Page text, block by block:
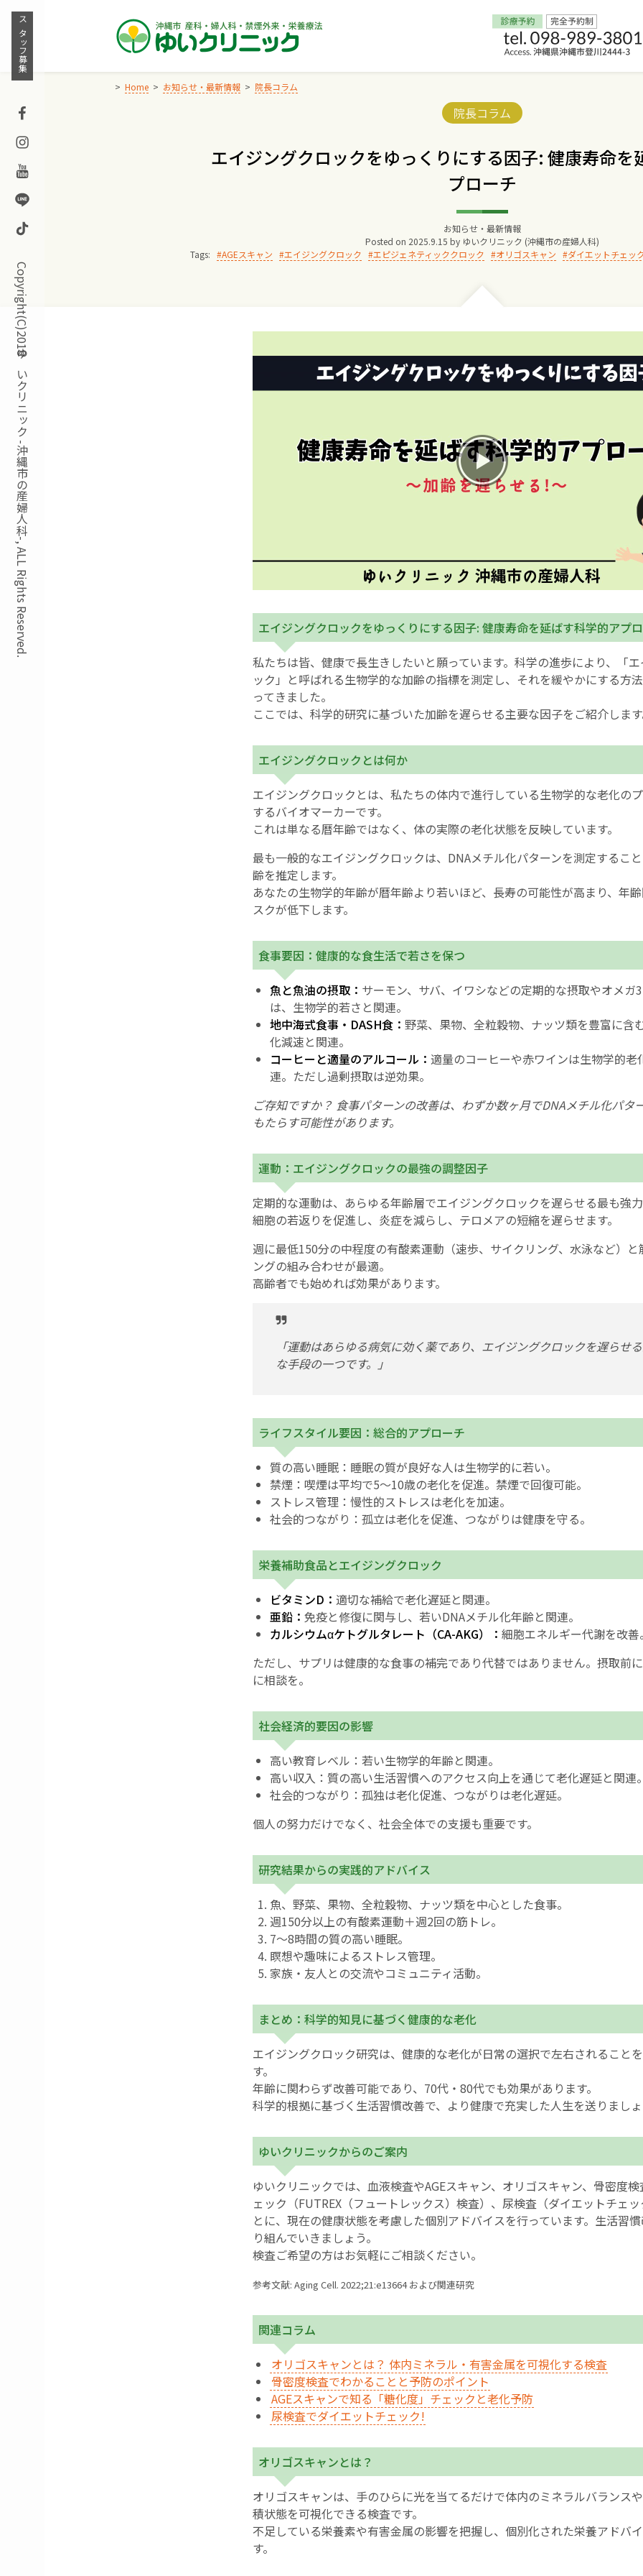
Skip
content
スタッフ募集
Facebook
Instagram
Youtube
Line
TikTok
Copyright(C)2018ゆいクリニック -沖縄市の産婦人科-, ALL Rights Reserved.
Home お知らせ・最新情報 院長コラム
Categories:
院長コラム
エイジングクロックをゆっくりにする因子: 健康寿命を
プローチ
お知らせ・最新情報
Posted on 2025.9.15 by ゆいクリニック (沖縄市の産婦人科)
Tags:
AGEスキャン エイジングクロック エピジェネティッククロック オリゴスキャン ダイエットチェッ
エイジングクロックをゆっくりにする因子: 健康寿命を延ばす科学的アプ
私たちは皆、健康で長生きしたいと願っています。科学の進歩により、「
ック」と呼ばれる生物学的な加齢の指標を測定し、それを緩やかにする方
ってきました。
ここでは、科学的研究に基づいた加齢を遅らせる主要な因子をご紹介しま
エイジングクロックとは何か
エイジングクロックとは、私たちの体内で進行している生物学的な老化の
するバイオマーカーです。
これは単なる暦年齢ではなく、体の実際の老化状態を反映しています。
最も一般的なエイジングクロックは、DNAメチル化パターンを測定するこ
齢を推定します。
あなたの生物学的年齢が暦年齢より若いほど、長寿の可能性が高まり、年
スクが低下します。
食事要因：健康的な食生活で若さを保つ
魚と魚油の摂取： サーモン、サバ、イワシなどの定期的な摂取やオメガ
は、生物学的若さと関連。
地中海式食事・DASH食： 野菜、果物、全粒穀物、ナッツ類を豊富に含
化減速と関連。
コーヒーと適量のアルコール： 適量のコーヒーや赤ワインは生物学的老
連。ただし過剰摂取は逆効果。
ご存知ですか？ 食事パターンの改善は、わずか数ヶ月でDNAメチル化パタ
もたらす可能性があります。
運動：エイジングクロックの最強の調整因子
定期的な運動は、あらゆる年齢層でエイジングクロックを遅らせる最も強
細胞の若返りを促進し、炎症を減らし、テロメアの短縮を遅らせます。
週に最低150分の中程度の有酸素運動（速歩、サイクリング、水泳など）
ングの組み合わせが最適。
高齢者でも始めれば効果があります。
「運動はあらゆる病気に効く薬であり、エイジングクロックを遅らせ
な手段の一つです。」
ライフスタイル要因：総合的アプローチ
質の高い睡眠：睡眠の質が良好な人は生物学的に若い。
禁煙：喫煙は平均で5〜10歳の老化を促進。禁煙で回復可能。
ストレス管理：慢性的ストレスは老化を加速。
社会的つながり：孤立は老化を促進、つながりは健康を守る。
栄養補助食品とエイジングクロック
ビタミンD： 適切な補給で老化遅延と関連。
亜鉛： 免疫と修復に関与し、若いDNAメチル化年齢と関連。
カルシウムαケトグルタレート（CA-AKG）： 細胞エネルギー代謝を改善
ただし、サプリは健康的な食事の補完であり代替ではありません。摂取前
に相談を。
社会経済的要因の影響
高い教育レベル：若い生物学的年齢と関連。
高い収入：質の高い生活習慣へのアクセス向上を通じて老化遅延と関連
社会的つながり：孤独は老化促進、つながりは老化遅延。
個人の努力だけでなく、社会全体での支援も重要です。
研究結果からの実践的アドバイス
魚、野菜、果物、全粒穀物、ナッツ類を中心とした食事。
週150分以上の有酸素運動＋週2回の筋トレ。
7〜8時間の質の高い睡眠。
瞑想や趣味によるストレス管理。
家族・友人との交流やコミュニティ活動。
まとめ：科学的知見に基づく健康的な老化
エイジングクロック研究は、健康的な老化が日常の選択で左右されること
す。
年齢に関わらず改善可能であり、70代・80代でも効果があります。
科学的根拠に基づく生活習慣改善で、より健康で充実した人生を送りまし
ゆいクリニックからのご案内
ゆいクリニックでは、血液検査やAGEスキャン、オリゴスキャン、骨密度
ェック（FUTREX（フュートレックス）検査）、尿検査（ダイエットチェ
とに、現在の健康状態を考慮した個別アドバイスを行っています。生活習
り組んでいきましょう。
検査ご希望の方はお気軽にご相談ください。
参考文献: Aging Cell. 2022;21:e13664 および関連研究
関連コラム
オリゴスキャンとは？ 体内ミネラル・有害金属を可視化する検査
骨密度検査でわかることと予防のポイント
AGEスキャンで知る「糖化度」チェックと老化予防
尿検査でダイエットチェック!
オリゴスキャンとは？
オリゴスキャンは、手のひらに光を当てるだけで体内のミネラルバランス
積状態を可視化できる検査です。
不足している栄養素や有害金属の影響を把握し、個別化された栄養アドバ
す。
Home
院長からのごあいさつ
ゆいクリニックの経営理念
親と子の結びつき支援
母乳育児
予防接種
遠方にお住まいで当院での出産を希望される方へ
医師プロフィール
English Page